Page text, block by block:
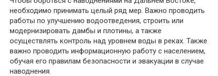
необходимо принимать целый ряд мер. Важно проводить
работы по улучшению водоотведения, строить или
модернизировать дамбы и плотины, а также
осуществлять контроль над уровнем воды в реках. Также
важно проводить информационную работу с населением,
обучая его правилам безопасности и эвакуации в случае
наводнения.